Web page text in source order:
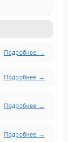
Подробнее →
Подробнее →
Подробнее →
Подробнее →